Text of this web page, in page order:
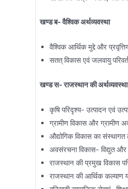
खण्ड ब- वैश्विक अर्थव्यवस्था
वैश्विक आर्थिक मुद्दे और
सतत् विकास एवं जलवायु
खण्ड स- राजस्थान की अर्थव्यवस्था
कृषि परिदृश्य- उत्पादन एवं
ग्रामीण विकास और ग्रामीण
औद्योगिक विकास का संस्थागत
अवसंरचना विकास- विद्युत और
राजस्थान की प्रमुख विकास
राजस्थान की आर्थिक कल्याण